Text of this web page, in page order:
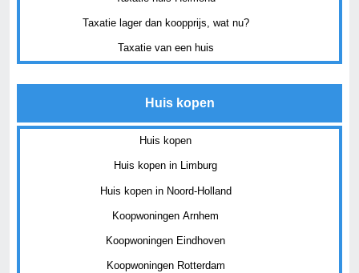
Taxatie lager dan koopprijs, wat nu?
Taxatie van een huis
Huis kopen
Huis kopen
Huis kopen in Limburg
Huis kopen in Noord-Holland
Koopwoningen Arnhem
Koopwoningen Eindhoven
Koopwoningen Rotterdam